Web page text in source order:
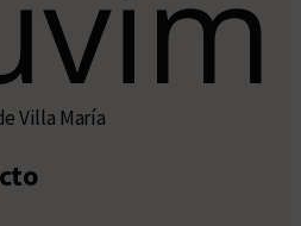
Villa María